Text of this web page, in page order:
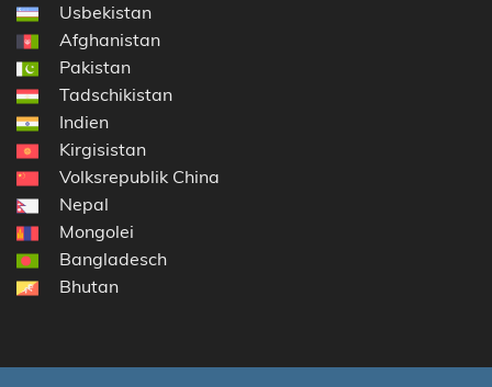
Usbekistan
Afghanistan
Pakistan
Tadschikistan
Indien
Kirgisistan
Volksrepublik China
Nepal
Mongolei
Bangladesch
Bhutan